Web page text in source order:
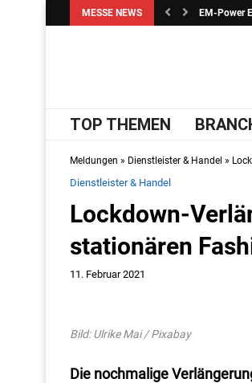
MESSE NEWS EM-Power
TOP THEMEN
Meldungen » Dienstleister & Handel »
Dienstleister & Handel
Lockdown-
stationären
11. Februar 2021
Bild: Ulrike Mai / Pixabay
Die nochmalige